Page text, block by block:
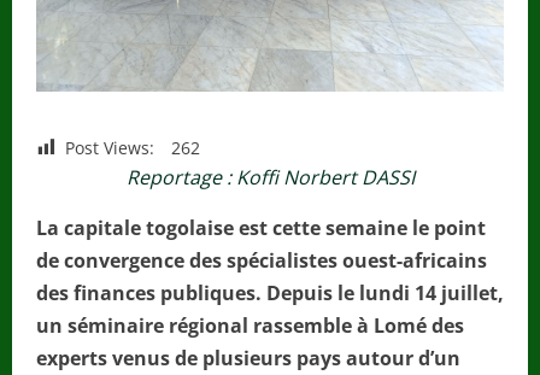
Post Views: 262
Reportage : Koffi Norbert DASSI
La capitale togolaise est cette semaine le point
de convergence des spécialistes ouest-africains
des finances publiques. Depuis le lundi 14 juillet,
un séminaire régional rassemble à Lomé des
experts venus de plusieurs pays autour d’un